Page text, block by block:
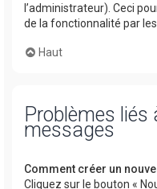
l’administrateur). Ceci
de la fonctionnalité par les
Haut
Problèmes
messages
Comment créer un
Cliquez sur le bouton «